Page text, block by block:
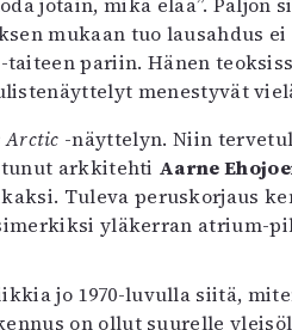
mukaan tuo lausahdus
pariin. Hänen
menestyvät
Arctic -näyttelyn. Niin
arkkitehti Aarne
Tuleva peruskorjaus
yläkerran atrium-
jo 1970-luvulla siitä,
on ollut suurelle